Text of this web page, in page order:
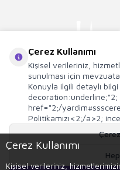
Çerez Kullanımı
Kişisel verileriniz,
E-Ticaret
Çerez Kullanımı
Kişisel verileriniz,
sunulması için
Konuyla ilgili detaylı
href="2;/
Politikamızı<2;/a>2;